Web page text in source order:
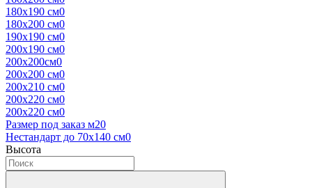
180х190 см0
180х200 см0
190х190 см0
200х190 см0
200х200см0
200х200 см0
200х210 см0
200х220 см0
200х220 см0
Размер под заказ м20
Нестандарт до 70х140 см0
Высота